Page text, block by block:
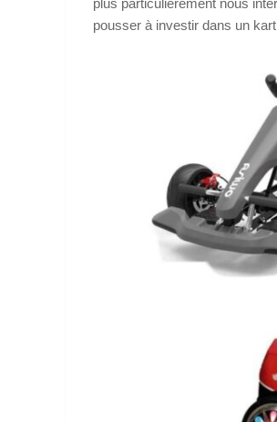
pousser à investir dans un